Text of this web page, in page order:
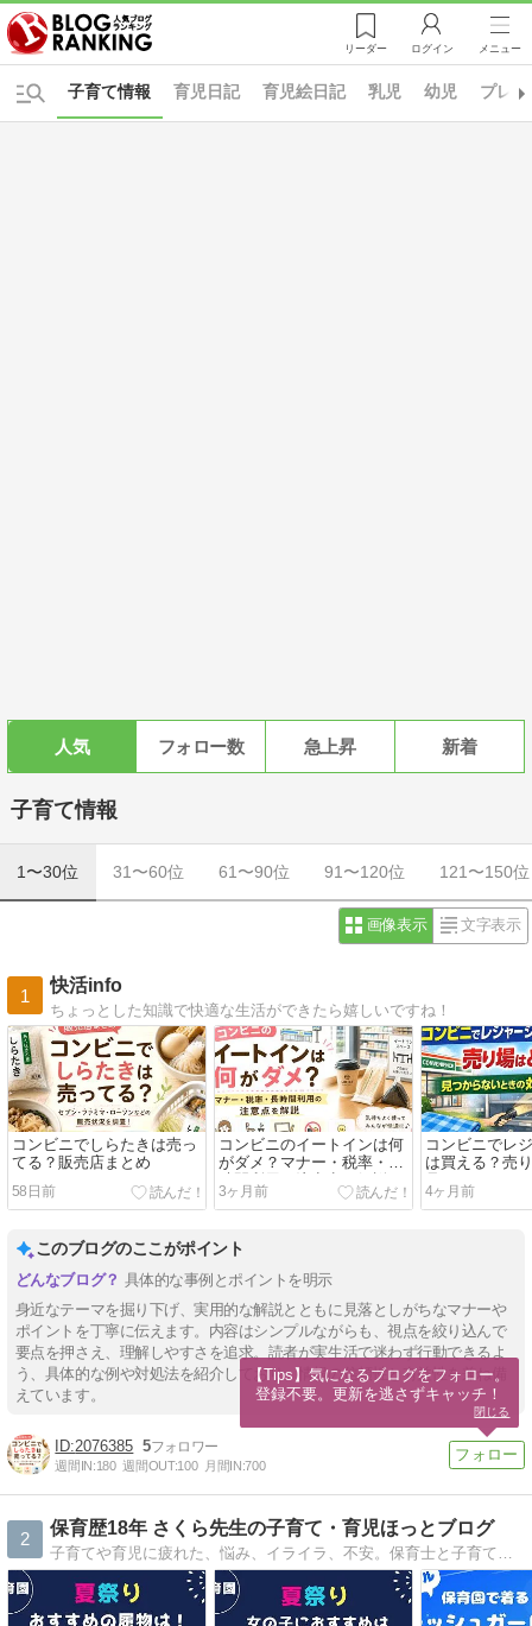
リーダー ログイン メニュー
育児日記 育児絵日記 乳児 幼児 プレ
子育て情報
人気 フォロー数 急上昇 新着
子育て情報
1〜30位 31〜60位 61〜90位 91〜120位 121〜150位
画像表示 文字表示
1
快活info
ちょっとした知識で快適な生活ができたら嬉しいですね！
コンビニでしらたきは売っ
てる？販売店まとめ
58日前
コンビニのイートインは何
がダメ？マナー・税率・長
時間利用の注意点を解説
3ヶ月前
コンビニでレ
は買える？売
見つからない
まで解説
4ヶ月前
このブログのここがポイント
具体的な事例とポイントを明示
身近なテーマを掘り下げ、実用的な解説とともに見落としがちなマナーや
ポイントを丁寧に伝えます。内容はシンプルながらも、視点を絞り込んで
要点を押さえ、理解しやすさを追求。読者が実生活で迷わず行動できるよ
う、具体的な例や対処法を紹介しており、情報の信頼性と有益性を兼ね備
えています。
2076385 5
週間IN:180 週間OUT:100 月間IN:700
2
保育歴18年 さくら先生の子育て・育児ほっとブログ
子育てや育児に疲れた、悩み、イライラ、不安。保育士と子育ての経験から分かった事！親の関わり方で子どもは変わる！少しでも気持ちが楽に！おすすめ情報なども発信しています。子育てを笑顔と共に。
【Tips】気になるブログをフォロー。
登録不要。更新を逃さずキャッチ！
閉じる